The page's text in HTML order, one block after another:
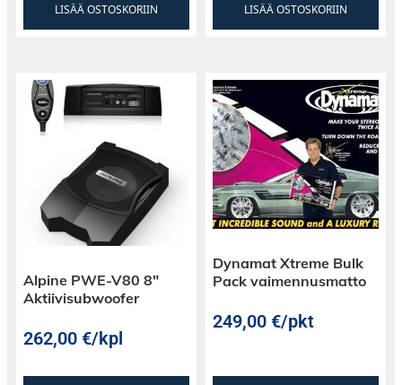
LISÄÄ OSTOSKORIIN LISÄÄ OSTOSKORIIN
Alpine PWE-V80 8″
Aktiivisubwoofer
262,00€/kpl
Dynamat Xtreme Bulk
Pack vaimennusmatto
249,00€/pkt